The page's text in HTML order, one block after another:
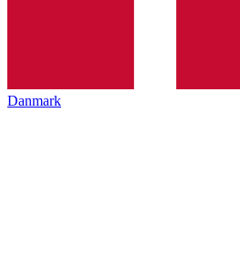
Danmark